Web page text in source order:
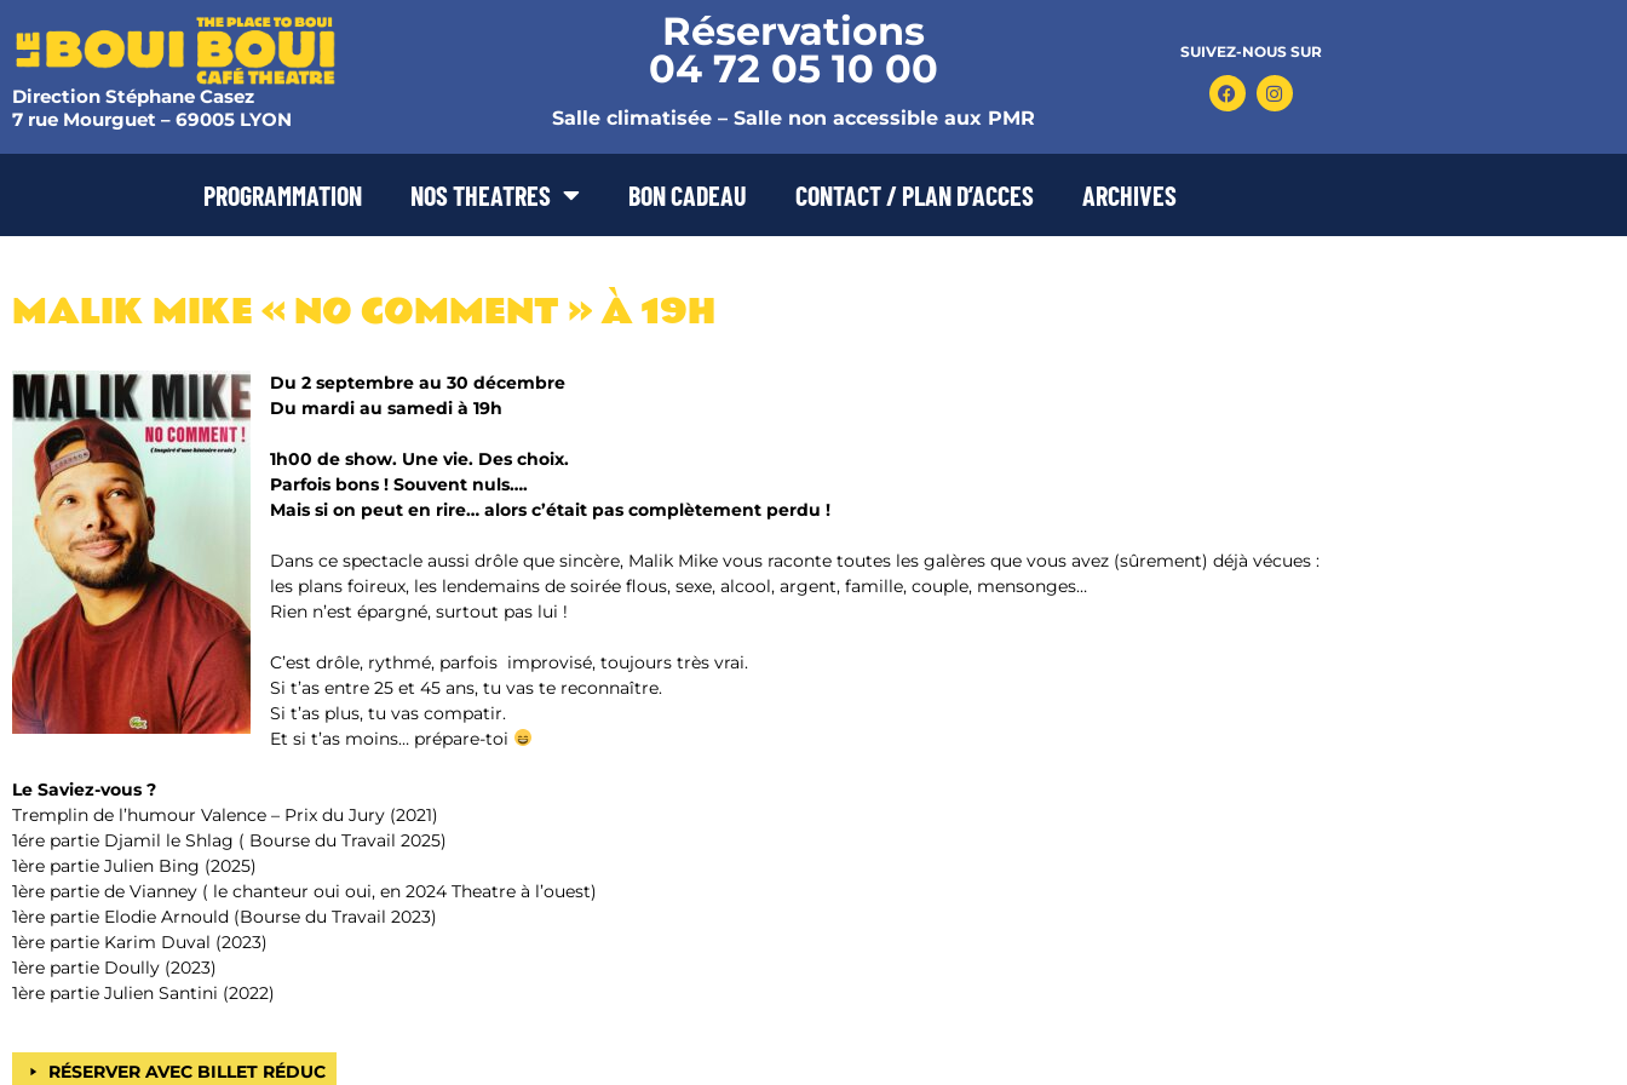
Direction Stéphane Casez
7 rue Mourguet – 69005 LYON
Réservations
04 72 05 10 00
Salle climatisée – Salle non accessible aux PMR
SUIVEZ-NOUS SUR
PROGRAMMATION NOS THEATRES BON CADEAU CONTACT / PLAN D’ACCES ARCHIVES
MALIK MIKE « NO COMMENT » À 19H
Du 2 septembre au 30 décembre
Du mardi au samedi à 19h
1h00 de show. Une vie. Des choix.
Parfois bons ! Souvent nuls….
Mais si on peut en rire… alors c’était pas complètement perdu !
Dans ce spectacle aussi drôle que sincère, Malik Mike vous raconte toutes les galères que vous avez (sûrement) déjà vécues :
les plans foireux, les lendemains de soirée flous, sexe, alcool, argent, famille, couple, mensonges…
Rien n’est épargné, surtout pas lui !
C’est drôle, rythmé, parfois improvisé, toujours très vrai.
Si t’as entre 25 et 45 ans, tu vas te reconnaître.
Si t’as plus, tu vas compatir.
Et si t’as moins… prépare-toi
Le Saviez-vous ?
Tremplin de l’humour Valence – Prix du Jury (2021)
1ére partie Djamil le Shlag ( Bourse du Travail 2025)
1ère partie Julien Bing (2025)
1ère partie de Vianney ( le chanteur oui oui, en 2024 Theatre à l’ouest)
1ère partie Elodie Arnould (Bourse du Travail 2023)
1ère partie Karim Duval (2023)
1ère partie Doully (2023)
1ère partie Julien Santini (2022)
RÉSERVER AVEC BILLET RÉDUC